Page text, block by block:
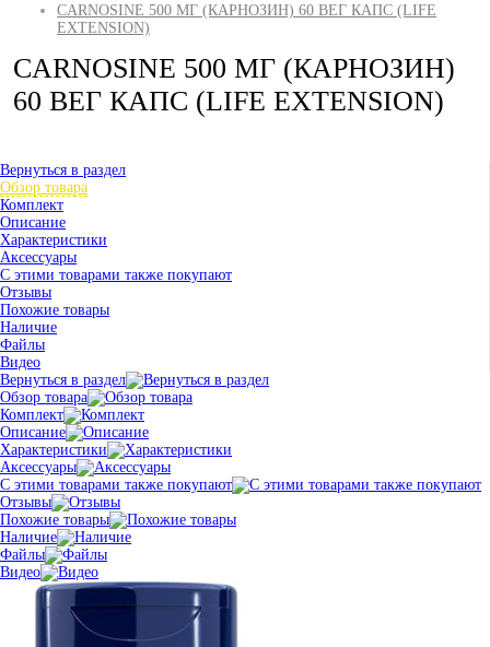
CARNOSINE 500 МГ (КАРНОЗИН) 60 ВЕГ КАПС (LIFE
EXTENSION)
CARNOSINE 500 МГ (КАРНОЗИН)
60 ВЕГ КАПС (LIFE EXTENSION)
Вернуться в раздел
Обзор товара
Комплект
Описание
Характеристики
Аксессуары
С этими товарами также покупают
Отзывы
Похожие товары
Наличие
Файлы
Видео
Вернуться в раздел
Обзор товара
Комплект
Описание
Характеристики
Аксессуары
С этими товарами также покупают
Отзывы
Похожие товары
Наличие
Файлы
Видео